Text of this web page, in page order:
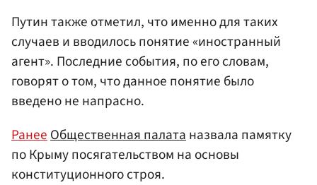
Путин также отметил, что именно для таких
случаев и вводилось понятие «иностранный
агент». Последние события, по его словам,
говорят о том, что данное понятие было
введено не напрасно.
Ранее Общественная палата назвала памятку
по Крыму посягательством на основы
конституционного строя.